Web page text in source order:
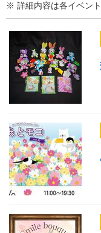
※ 詳細内容は各イベン